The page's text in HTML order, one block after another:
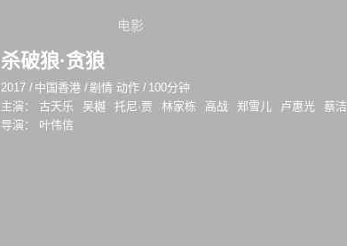
电影
杀破狼·贪狼
2017 / 中国香港 /剧情 动作 / 100分钟
主演：
古天乐 吴樾 托尼·贾 林家栋 高战 郑雪儿 卢惠光 蔡洁
导演：
叶伟信